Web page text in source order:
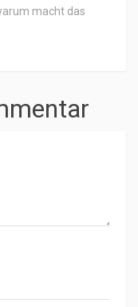
macht das